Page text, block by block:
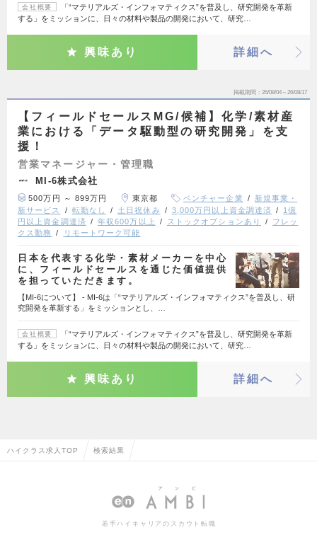
会社概要
「“マテリアルズ・インフォマティクス”を普及し、研究開発を革新
する」をミッションに、日々の材料や製品の開発において、研究…
興味あり 詳細へ
掲載期間 26/08/04～26/08/17
【フィールドセールスMG/候補】化学/素材産
業における「データ駆動型の研究開発」を支
援！
営業マネージャー・管理職
MI-6株式会社
500万円 ～ 899万円 東京都 ベンチャー企業
新規事業・
新サービス
転勤なし 土日祝休み 3,000万円以上資金調達済
1億
円以上資金調達済
年収600万以上 ストックオプションあり
フレッ
クス勤務
リモートワーク可能
日本を代表する化学・素材メーカーを中心
に、フィールドセールスを通じた価値提供
を担っていただきます。
【MI-6について】 - MI-6は「“マテリアルズ・インフォマティクス”を普及し、研
究開発を革新する」をミッションとし、…
会社概要
「“マテリアルズ・インフォマティクス”を普及し、研究開発を革新
する」をミッションに、日々の材料や製品の開発において、研究…
興味あり 詳細へ
ハイクラス求人TOP 検索結果
若手ハイキャリアのスカウト転職